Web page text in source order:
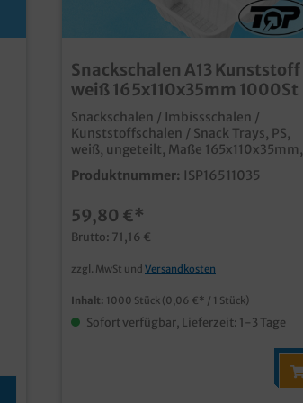
Snackschalen A13 Kunststoff
weiß 165x110x35mm 1000St
Snackschalen / Imbissschalen /
Kunststoffschalen / Snack Trays, PS,
weiß, ungeteilt, Maße 165x110x35mm,
A13, 1000 Stück im Karton praktisch für
Snacks und Imbissprodukte günstige
verschiedensten Einsätze viele weitere
Produktnummer: ISP16511035
59,80 €*
Brutto: 71,16 €
zzgl. MwSt und Versandkosten
Inhalt: 1000 Stück (0,06 €* / 1 Stück)
Sofort verfügbar, Lieferzeit: 1-3 Tage